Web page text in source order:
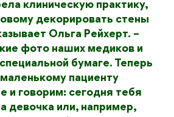
клиническую практику,
декорировать стены
Ольга Рейхерт. –
фото наших медиков и
бумаге. Теперь
пациенту
и говорим: сегодня тебя
девочка или, например,